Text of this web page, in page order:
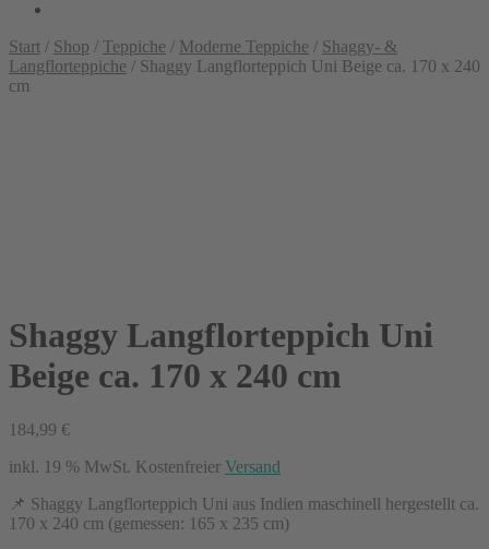
Start / Shop / Teppiche / Moderne Teppiche / Shaggy- &
Langflorteppiche / Shaggy Langflorteppich Uni Beige ca. 170 x 240
cm
Shaggy Langflorteppich Uni
Beige ca. 170 x 240 cm
184,99 €
inkl. 19 % MwSt. Kostenfreier Versand
📌 Shaggy Langflorteppich Uni aus Indien maschinell hergestellt ca.
170 x 240 cm (gemessen: 165 x 235 cm)